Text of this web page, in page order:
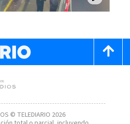
© TELEDIARIO 2026